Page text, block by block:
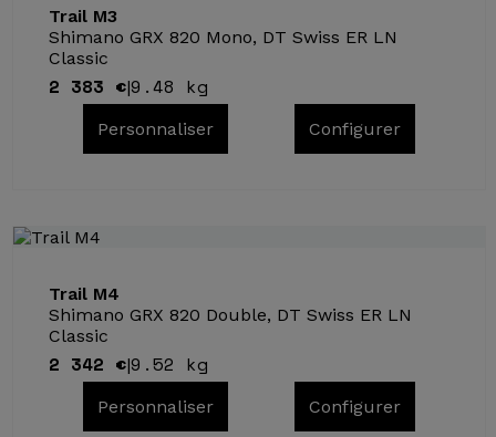
Trail M3
Shimano GRX 820 Mono, DT Swiss ER LN
Classic
2 383 €|9.48 kg
Personnaliser Configurer
Trail M4
Shimano GRX 820 Double, DT Swiss ER LN
Classic
2 342 €|9.52 kg
Personnaliser Configurer